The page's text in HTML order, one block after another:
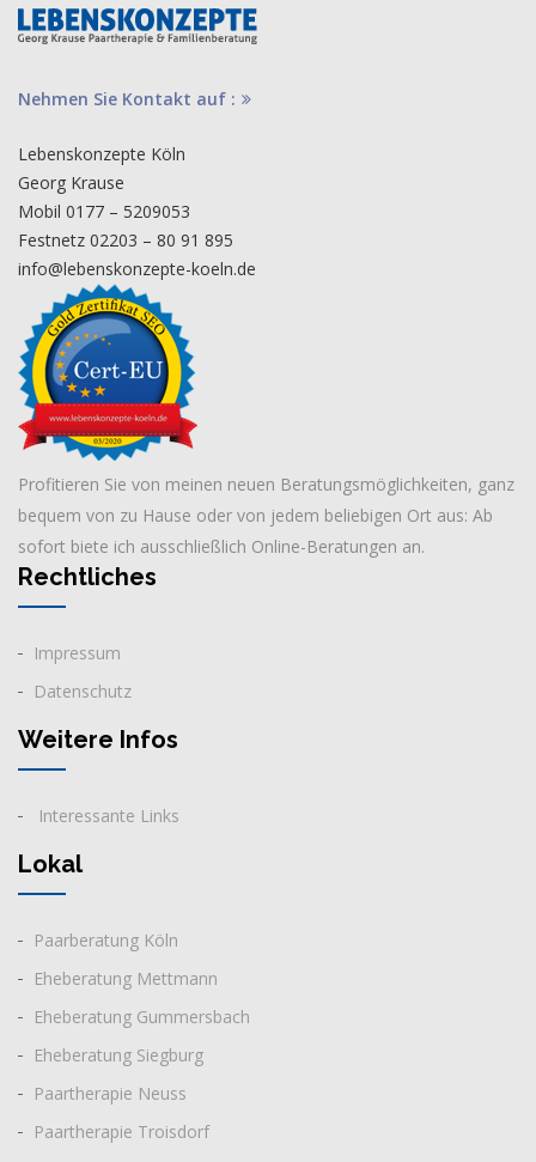
Nehmen Sie Kontakt auf :
Lebenskonzepte Köln
Georg Krause
Mobil 0177 – 5209053
Festnetz 02203 – 80 91 895
info@lebenskonzepte-koeln.de
Profitieren Sie von meinen neuen Beratungsmöglichkeiten, ganz
bequem von zu Hause oder von jedem beliebigen Ort aus: Ab
sofort biete ich ausschließlich Online-Beratungen an.
Rechtliches
Impressum
Datenschutz
Weitere Infos
Interessante Links
Lokal
Paarberatung Köln
Eheberatung Mettmann
Eheberatung Gummersbach
Eheberatung Siegburg
Paartherapie Neuss
Paartherapie Troisdorf